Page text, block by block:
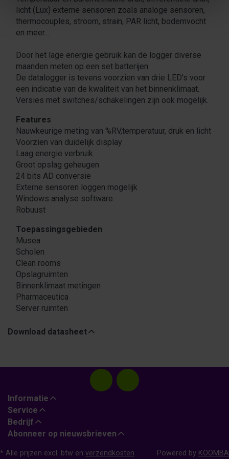
licht (Lux) externe sensoren zoals analoge sensoren,
thermocouples, stroom, strain, PAR licht, bodemvocht
en meer...
Door het lage energie gebruik kan de logger diverse
maanden meten op een set batterijen.
De datalogger is tevens voorzien van drie LED's voor
een indicatie van de kwaliteit van het binnenklimaat.
Versies met switches/schakelingen zijn ook mogelijk.
Features
Nauwkeurige meting van %RV,temperatuur, druk en licht
Voorzien van duidelijk display
Laag energie verbruik
Groot opslag geheugen
24 bits AD conversie
Externe sensoren loggen mogelijk
Windows analyse software
Robuust
Toepassingsgebieden
Musea
Scholen
Clean rooms
Opslagruimten
Binnenklimaat metingen
Pharmaceutica
Server ruimten
Download datasheet
Informatie
Service
Bedrijf
Abonneer op nieuwsbrieven
* Alle prijzen excl. btw en verzendkosten Powered by KOOMBA